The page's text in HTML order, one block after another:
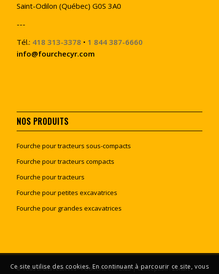
Saint-Odilon (Québec) G0S 3A0
---
Tél.: 418 313-3378 • 1 844 387-6660
info@fourchecyr.com
NOS PRODUITS
Fourche pour tracteurs sous-compacts
Fourche pour tracteurs compacts
Fourche pour tracteurs
Fourche pour petites excavatrices
Fourche pour grandes excavatrices
© Tous droits réservés - FOURCHE CYR 2023 | Conception : Zonart
Ce site utilise des cookies. En continuant à parcourir ce site, vous